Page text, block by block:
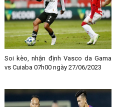
Soi kèo, nhận định Vasco da Gama
vs Cuiaba 07h00 ngày 27/06/2023